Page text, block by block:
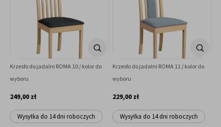
Krzesło do jadalni ROMA 10 / kolor do
wyboru
249,00 zł
Wysyłka do 14 dni roboczych
Krzesło do jadalni ROMA 11 / kolor do
wyboru
229,00 zł
Wysyłka do 14 dni roboczych